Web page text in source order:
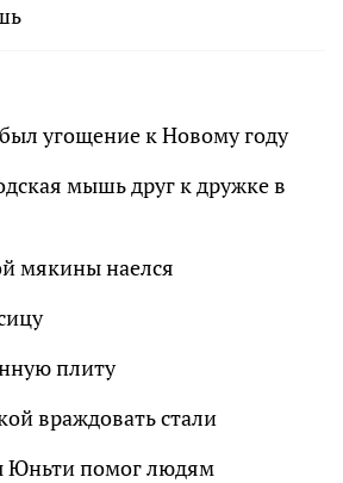
угощение к Новому году
мышь друг к дружке в
мякины наелся
плиту
враждовать стали
Юньти помог людям